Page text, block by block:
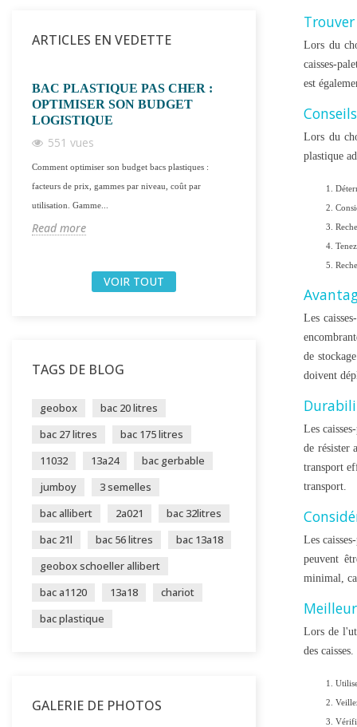
ARTICLES EN VEDETTE
BAC PLASTIQUE PAS CHER :
OPTIMISER SON BUDGET
LOGISTIQUE
551 vues
Comment optimiser son budget bacs plastiques :
facteurs de prix, gammes par niveau, coût par
utilisation. Gamme...
Read more
CAGETTE
1035 vues
bois : lavable,
VOIR TOUT
TAGS DE BLOG
geobox
bac 20 litres
bac 27 litres
bac 175 litres
11032
13a24
bac gerbable
jumboy
3 semelles
bac allibert
2a021
bac 32litres
bac 21l
bac 56 litres
bac 13a18
geobox schoeller allibert
bac a1120
13a18
chariot
bac plastique
GALERIE DE PHOTOS
Lors du
caisses-
est
Lors du
plastique
Les
de
doivent
Les
de résister
transport
transport.
Les
peuvent
minimal,
Lors de
des